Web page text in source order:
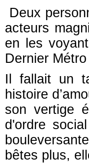
Deux
acteurs
en les
Dernier
Il fallait un
histoire
son vertige
d'ordre
bêtes plus,